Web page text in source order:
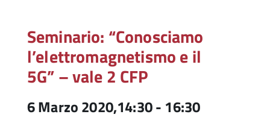
Seminario: “Conosciamo
l’elettromagnetismo e il
5G” – vale 2 CFP
6 Marzo 2020,14:30- 16:30